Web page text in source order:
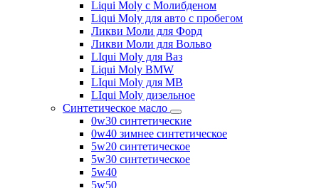
Liqui Moly с Молибденом
Liqui Moly для авто с пробегом
Ликви Моли для Форд
Ликви Моли для Вольво
LIqui Moly для Ваз
Liqui Moly BMW
LIqui Moly для MB
LIqui Moly дизельное
Синтетическое масло
0w30 синтетические
0w40 зимнее синтетическое
5w20 синтетическое
5w30 синтетическое
5w40
5w50